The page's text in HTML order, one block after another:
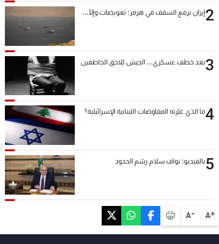
A+
A-
2إيران ترفع السقف في هرمز: تعويضات وإلّا...
3بعد خطف عسكري... الجيش يُلاحق الخاطفين
4ما الذي غيّرته المفاوضات اللبنانية الإسرائيلية؟
5بالفيديو: نواف سلام رسّم الحدود